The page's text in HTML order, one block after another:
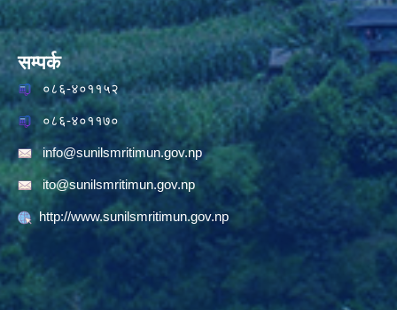
सम्पर्क
०८६-४०११५२
०८६-४०११७०
info@sunilsmritimun.gov.np
ito@sunilsmritimun.gov.np
http://www.sunilsmritimun.gov.np